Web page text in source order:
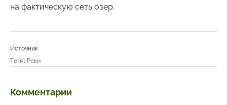
на фактическую сеть озер.
Источник
Теги: Реки
Комментарии